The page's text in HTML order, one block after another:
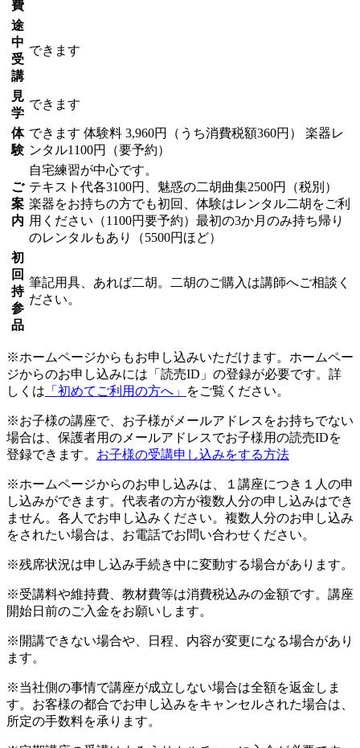
費
途
中
受
講
できます
見
学
できます
体
験
できます 体験料 3,960円（うち消費税額360円） 楽器レ
ンタル1100円（要予約）
ご
案
内
自宅練習が中心です。
テキスト代各3100円、魅惑の二胡曲集2500円（税別）
楽器をお持ちの方でも初回、体験はレンタル二胡をご利
用ください（1100円要予約）最初の3か月のみ持ち帰り
のレンタルもあり（5500円ほど）
初
回
持
参
品
筆記用具、あれば二胡。二胡のご購入は講師へご相談く
ださい。
※ホームページからもお申し込みいただけます。ホームペー
ジからのお申し込みには「読売ID」の登録が必要です。詳
しくは 「初めてご利用の方へ」 をご覧ください。
※お子様の講座で、お子様がメールアドレスをお持ちでない
場合は、保護者用のメールアドレスでお子様用の読売IDを
登録できます。 お子様の受講申し込みをする方法
※ホームページからのお申し込みは、１講座につき１人の申
し込みができます。代表者の方が複数人分の申し込みはでき
ません。各人でお申し込みください。複数人分のお申し込み
をされたい場合は、お電話でお問い合わせください。
※残席状況は申し込み手続き中に変動する場合があります。
※受講料や維持費、教材費等は消費税込みの金額です。講座
開始日前のご入金をお願いします。
※開講できない場合や、日程、内容が変更になる場合があり
ます。
※当社側の事情で講座が成立しない場合は全額を返金しま
す。お客様の都合でお申し込みをキャンセルされた場合は、
所定の手数料を承ります。